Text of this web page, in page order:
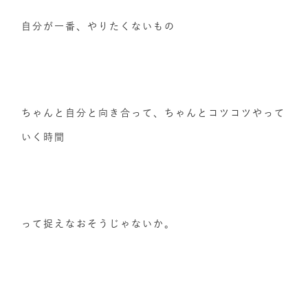
自分が一番、やりたくないもの
ちゃんと自分と向き合って、ちゃんとコツコツやって
いく時間
って捉えなおそうじゃないか。